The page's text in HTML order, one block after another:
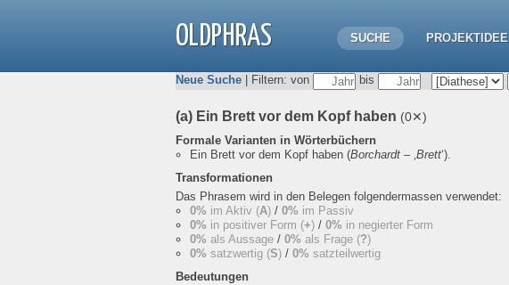
OLDPHRAS SUCHE PROJEKTIDEE
Neue Suche | Filtern: von bis
(a) Ein Brett vor dem Kopf haben (0✕)
Formale Varianten in Wörterbüchern
Ein Brett vor dem Kopf haben (Borchardt – ‚Brett‘).
Transformationen
Das Phrasem wird in den Belegen folgendermassen verwendet:
0% im Aktiv (A) / 0% im Passiv
0% in positiver Form (+) / 0% in negierter Form
0% als Aussage / 0% als Frage (?)
0% satzwertig (S) / 0% satzteilwertig
Bedeutungen